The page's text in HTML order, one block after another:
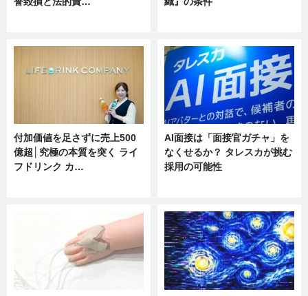
付加価値を足さずに売上500
億超│究極の本質を突く ライ
フドリンク カ…
AI面接は「面接官ガチャ」を
なくせるか？ タレスカが挑む
採用の可能性